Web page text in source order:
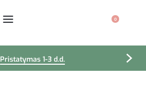
0
Pristatymas 1-3 d.d.